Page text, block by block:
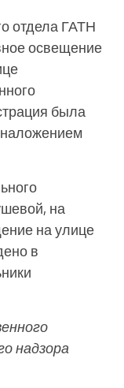
отдела ГАТН
освещение
была
наложением
на
на улице
в
надзора